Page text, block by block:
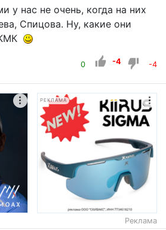
у нас не очень, когда на них
Спицова. Ну, какие они
0 -4 -4
РЕКЛАМА
Реклама